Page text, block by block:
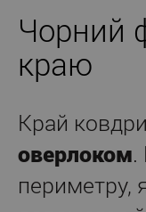
Чорний
краю
Край
оверлоком.
периметру,